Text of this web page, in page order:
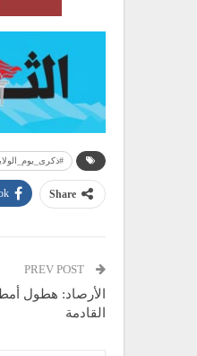
Share
الأرصاد: هطول
القادمة